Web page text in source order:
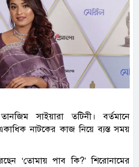
সাইয়ারা তটিনী। বর্তমানে
নাটকের কাজ নিয়ে ব্যস্ত সময়
‘তোমায় পাব কি?’ শিরোনামের